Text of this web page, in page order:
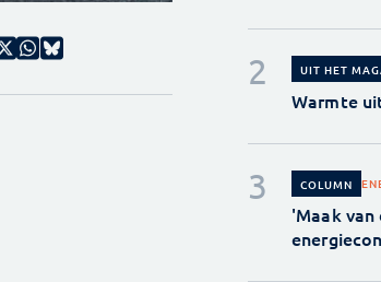
UIT HET
Warmte
COLUMN
'Maak van